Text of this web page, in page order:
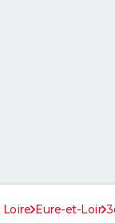
Loire Eure-et-Loir